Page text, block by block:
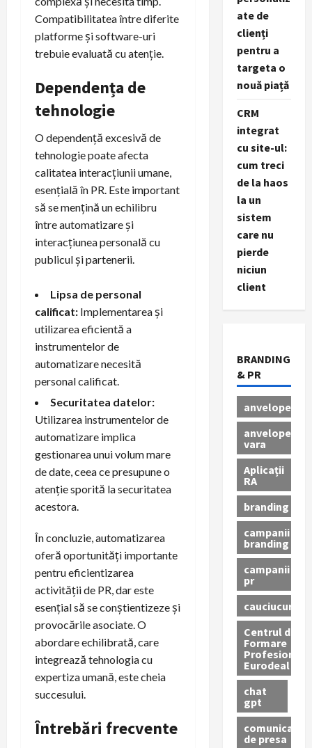
Compatibilitatea între diferite
platforme și software-uri
trebuie evaluată cu atenție.
Dependența de
tehnologie
O dependență excesivă de
tehnologie poate afecta
calitatea interacțiunii umane,
esențială în PR. Este important
să se mențină un echilibru
între automatizare și
interacțiunea personală cu
publicul și partenerii.
Lipsa de personal
calificat: Implementarea și
utilizarea eficientă a
instrumentelor de
automatizare necesită
personal calificat.
Securitatea datelor:
Utilizarea instrumentelor de
automatizare implica
gestionarea unui volum mare
de date, ceea ce presupune o
atenție sporită la securitatea
acestora.
În concluzie, automatizarea
oferă oportunități importante
pentru eficientizarea
activității de PR, dar este
esențial să se conștientizeze și
provocările asociate. O
abordare echilibrată, care
integrează tehnologia cu
expertiza umană, este cheia
succesului.
Întrebări frecvente
ate de
clienți
pentru a
targeta o
nouă piață
CRM
integrat
cu site-ul:
cum treci
de la haos
la un
sistem
care nu
pierde
niciun
client
BRANDING
& PR
anvelope
anvelope
vara
Aplicații
RA
branding
campanii
branding
campanii
pr
cauciucuri
Centrul de
Formare
Profesionala
Eurodeal
chat
gpt
comunicat
de presa